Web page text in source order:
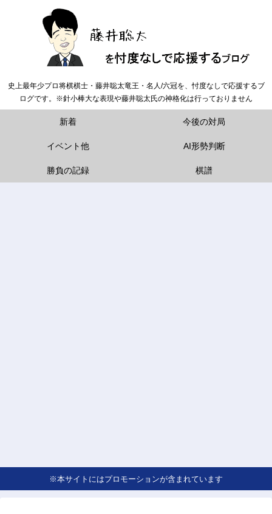
史上最年少プロ将棋棋士・藤井聡太竜王・名人/六冠を、忖度なしで応援するブ
ログです。※針小棒大な表現や藤井聡太氏の神格化は行っておりません
新着 今後の対局
イベント他 AI形勢判断
勝負の記録 棋譜
※本サイトにはプロモーションが含まれています